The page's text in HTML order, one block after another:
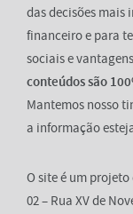
das decisões mais
financeiro e para
sociais e
conteúdos são
Mantemos nosso
a informação
O site é um projeto
02 – Rua XV de